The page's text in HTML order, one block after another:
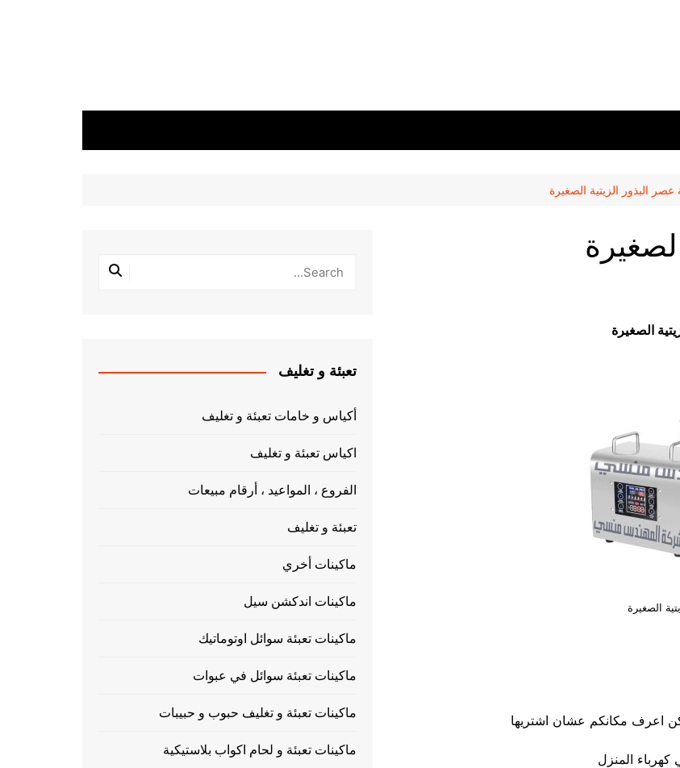
عصر البذور الزيتية الصغيرة
الصغيرة
الصغيرة
اعرف مكانكم عشان اشتريها
تعبئة و تغليف
أكياس و خامات تعبئة و تغليف
اكياس تعبئة و تغليف
الفروع ، المواعيد ، أرقام مبيعات
تعبئة و تغليف
ماكينات أخري
ماكينات اندكشن سيل
ماكينات تعبئة سوائل اوتوماتيك
ماكينات تعبئة سوائل في عبوات
ماكينات تعبئة و تغليف حبوب و حبيبات
ماكينات تعبئة و لحام اكواب بلاستيكية